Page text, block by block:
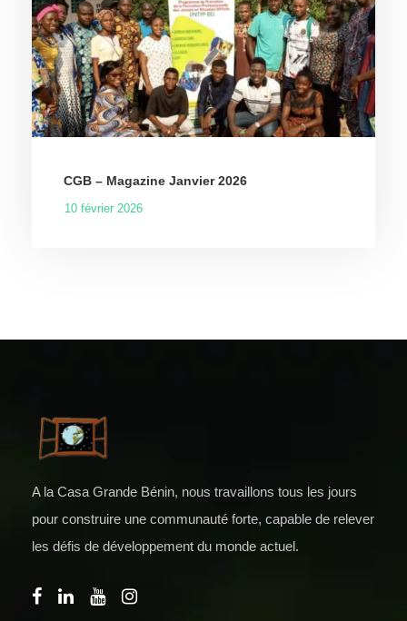
CGB – Magazine Janvier 2026
10 février 2026
A la Casa Grande Bénin, nous travaillons tous les jours
pour construire une communauté forte, capable de relever
les défis de développement du monde actuel.